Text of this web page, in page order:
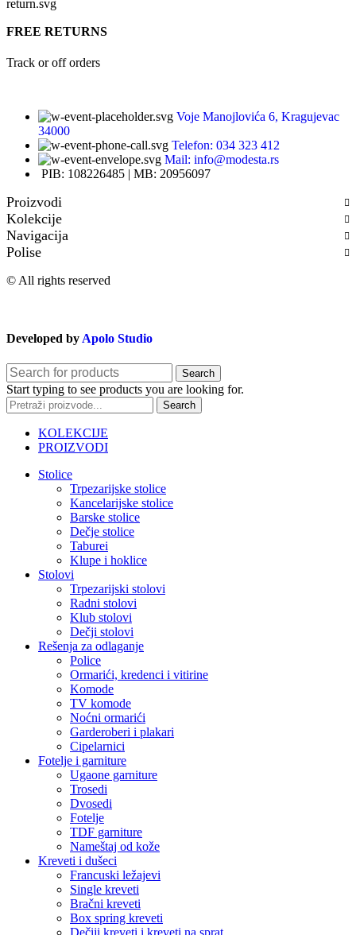
FREE RETURNS
Track or off orders
Voje Manojlovića 6, Kragujevac
34000
Telefon: 034 323 412
Mail: info@modesta.rs
PIB: 108226485 | MB: 20956097
Proizvodi
Kolekcije
Navigacija
Polise
© All rights reserved
Developed by Apolo Studio
Search
Start typing to see products you are looking for.
Search
KOLEKCIJE
PROIZVODI
Stolice
Trpezarijske stolice
Kancelarijske stolice
Barske stolice
Dečje stolice
Taburei
Klupe i hoklice
Stolovi
Trpezarijski stolovi
Radni stolovi
Klub stolovi
Dečji stolovi
Rešenja za odlaganje
Police
Ormarići, kredenci i vitirine
Komode
TV komode
Noćni ormarići
Garderoberi i plakari
Cipelarnici
Fotelje i garniture
Ugaone garniture
Trosedi
Dvosedi
Fotelje
TDF garniture
Nameštaj od kože
Kreveti i dušeci
Francuski ležajevi
Single kreveti
Bračni kreveti
Box spring kreveti
Dečiji kreveti i kreveti na sprat